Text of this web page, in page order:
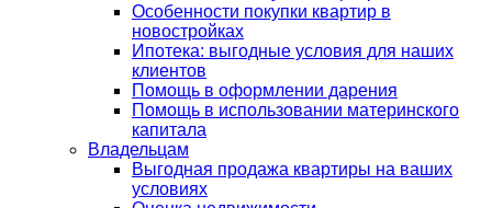
Особенности покупки квартир в
новостройках
Ипотека: выгодные условия для наших
клиентов
Помощь в оформлении дарения
Помощь в использовании материнского
капитала
Владельцам
Выгодная продажа квартиры на ваших
условиях